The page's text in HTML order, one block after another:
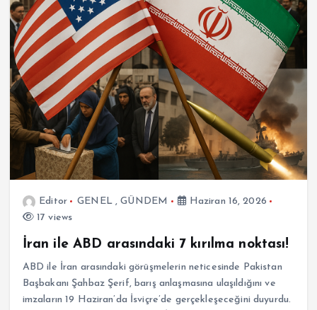
Editor GENEL,GÜNDEM
Haziran 16, 2026
17 views
İran ile ABD arasındaki 7 kırılma noktası!
ABD ile İran arasındaki görüşmelerin neticesinde Pakistan
Başbakanı Şahbaz Şerif, barış anlaşmasına ulaşıldığını ve
imzaların 19 Haziran’da İsviçre’de gerçekleşeceğini duyurdu.